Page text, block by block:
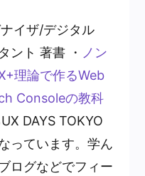
イザ/デジタル
ント 著書 ・ ノン
理論で作るWeb
Consoleの教科
DAYS TOKYO
っています。学ん
ログなどでフィー